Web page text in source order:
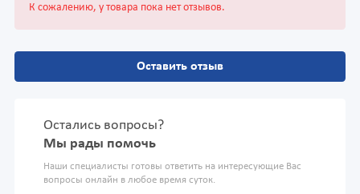
К сожалению, у товара пока нет отзывов.
Оставить отзыв
Остались вопросы?
Мы рады помочь
Наши специалисты готовы ответить на интересующие Вас
вопросы онлайн в любое время суток.